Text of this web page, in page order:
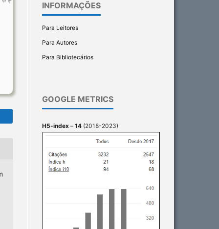
INFORMAÇÕES
Para Leitores
Para Autores
Para Bibliotecários
GOOGLE METRICS
H5-index – 14 (2018-2023)